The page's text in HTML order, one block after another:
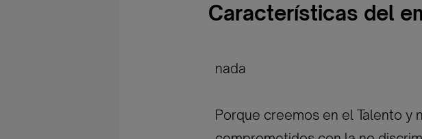
Características del
nada
Porque creemos en el Talento y